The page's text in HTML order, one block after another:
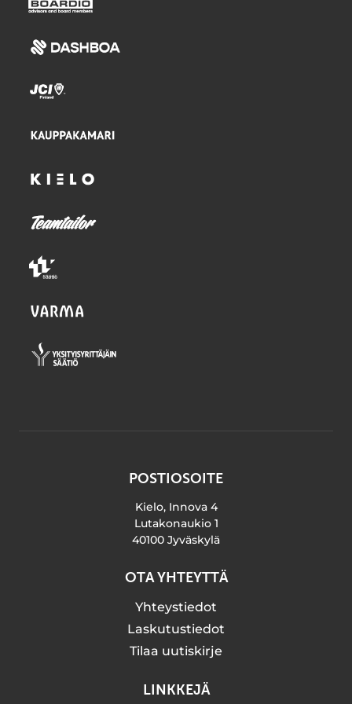
POSTIOSOITE
Kielo, Innova 4
Lutakonaukio 1
40100 Jyväskylä
OTA YHTEYTTÄ
Yhteystiedot
Laskutustiedot
Tilaa uutiskirje
LINKKEJÄ